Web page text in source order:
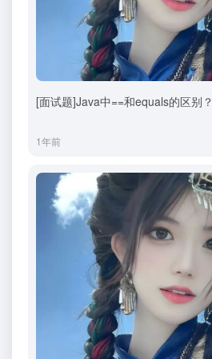
[面试题]Java中==和equals的区别？
1年前